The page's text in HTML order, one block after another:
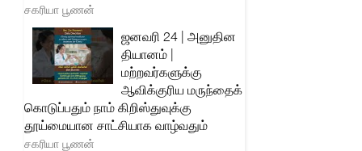
சகரியா பூணன்
ஜனவரி 24 | அனுதின
தியானம் |
மற்றவர்களுக்கு
ஆவிக்குரிய மருந்தைக்
கொடுப்பதும் நாம் கிறிஸ்துவுக்கு
தூய்மையான சாட்சியாக வாழ்வதும்
சகரியா பூணன்